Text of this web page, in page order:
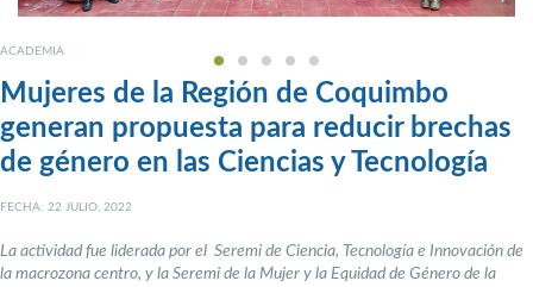
ACADEMIA
Mujeres de la Región de Coquimbo
generan propuesta para reducir brechas
de género en las Ciencias y Tecnología
FECHA: 22 JULIO, 2022
La actividad fue liderada por el Seremi de Ciencia, Tecnología e Innovación de
la macrozona centro, y la Seremi de la Mujer y la Equidad de Género de la